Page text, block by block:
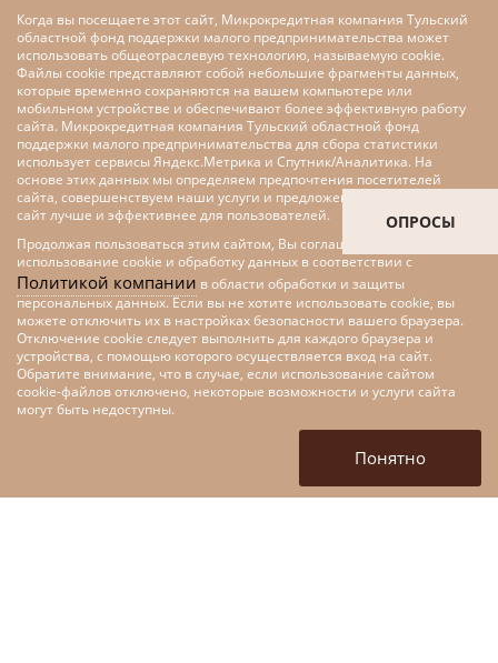
Меры поддержки малого и
среднего предпринимательства
национальной программы
«Цифровая экономика»
ОПРОСЫ
Когда вы посещаете этот сайт, Микрокредитная компания Тульский
областной фонд поддержки малого предпринимательства может
использовать общеотраслевую технологию, называемую cookie.
Файлы cookie представляют собой небольшие фрагменты данных,
которые временно сохраняются на вашем компьютере или
мобильном устройстве и обеспечивают более эффективную работу
сайта. Микрокредитная компания Тульский областной фонд
поддержки малого предпринимательства для сбора статистики
использует сервисы Яндекс.Метрика и Спутник/Аналитика. На
основе этих данных мы определяем предпочтения посетителей
сайта, совершенствуем наши услуги и предложения, делаем наш
сайт лучше и эффективнее для пользователей.
Продолжая пользоваться этим сайтом, Вы соглашаетесь на
использование cookie и обработку данных в соответствии с
Политикой компании в области обработки и защиты
персональных данных. Если вы не хотите использовать cookie, вы
можете отключить их в настройках безопасности вашего браузера.
Отключение cookie следует выполнить для каждого браузера и
устройства, с помощью которого осуществляется вход на сайт.
Обратите внимание, что в случае, если использование сайтом
cookie-файлов отключено, некоторые возможности и услуги сайта
могут быть недоступны.
Понятно